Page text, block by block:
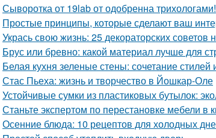
Сыворотка от 19lab от одобренна трихологами!
Простые принципы, которые сделают ваш
Укрась свою жизнь: 25 декораторских советов
Брус или бревно: какой материал лучше для
Белая кухня зеленые стены: сочетание стилей
Стас Пьеха: жизнь и творчество в Йошкар-Оле
Устойчивые сумки из пластиковых бутылок:
Станьте экспертом по перестановке мебели
Осенние блюда: 10 рецептов для холодных